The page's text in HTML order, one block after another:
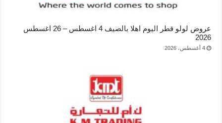
عروض لولو قطر اليوم اهلا بالصيف 4 اغسطس – 26 اغسطس
2026
4 أغسطس، 2026